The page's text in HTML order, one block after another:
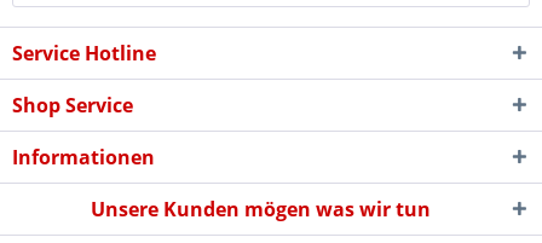
Service Hotline
Shop Service
Informationen
Unsere Kunden mögen was wir tun